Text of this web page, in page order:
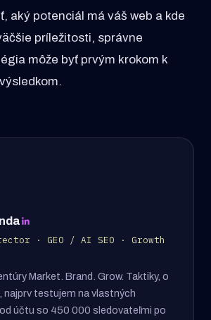
aký potenciál má váš web a kde
príležitosti, správne
môže byť prvým krokom k
· GEO / AI SEO · Growth
Market. Brand. Grow. Taktiky, o
najprv testujem na vlastných
účtu so 450 000 sledovateľmi po